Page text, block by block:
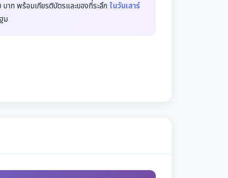
าท พร้อมเกียรติบัตรและของที่ระลึก ในวันเสาร์
ม